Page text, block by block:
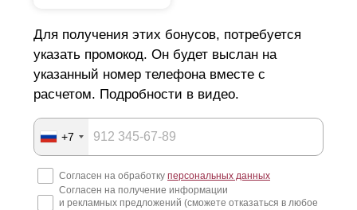
Для получения этих бонусов, потребуется
указать промокод. Он будет выслан на
указанный номер телефона вместе с
расчетом. Подробности в видео.
+7
Согласен на обработку персональных данных
Согласен на получение информации
и рекламных предложений (сможете отказаться в любое